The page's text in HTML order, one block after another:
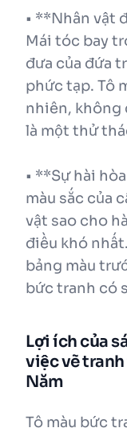
• **Nhân vật
Mái tóc bay
đưa của đứa
phức tạp. Tô
nhiên, không
là một thử
• **Sự hài
màu sắc của
vật sao cho
điều khó
bảng màu
bức tranh có
Lợi ích của
việc vẽ
Năm
Tô màu bức